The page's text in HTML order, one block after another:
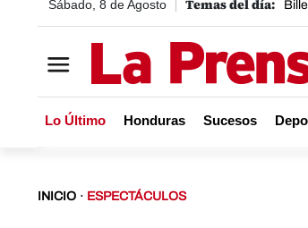
Sábado, 8 de Agosto
Lo Último Honduras Sucesos
INICIO · ESPECTÁCULOS